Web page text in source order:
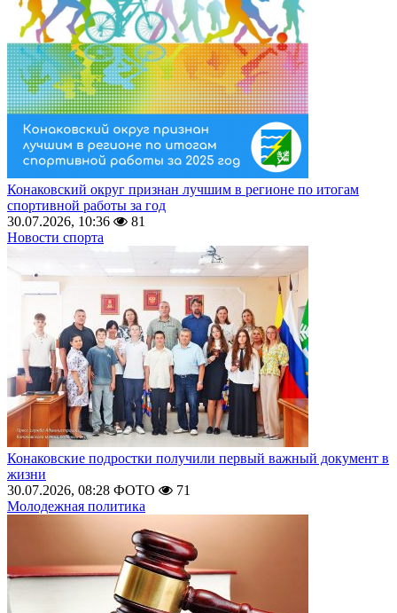
Конаковский округ признан лучшим в регионе по итогам
спортивной работы за год
30.07.2026, 10:36
81
Новости спорта
Конаковские подростки получили первый важный документ в
жизни
30.07.2026, 08:28 ФОТО
71
Молодежная политика